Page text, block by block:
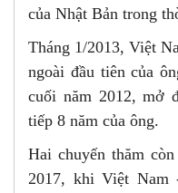
của Nhật Bản trong
Tháng 1/2013, Việt
ngoài đầu tiên của
cuối năm 2012, mở
tiếp 8 năm của ông.
Hai chuyến thăm
2017, khi Việt Nam